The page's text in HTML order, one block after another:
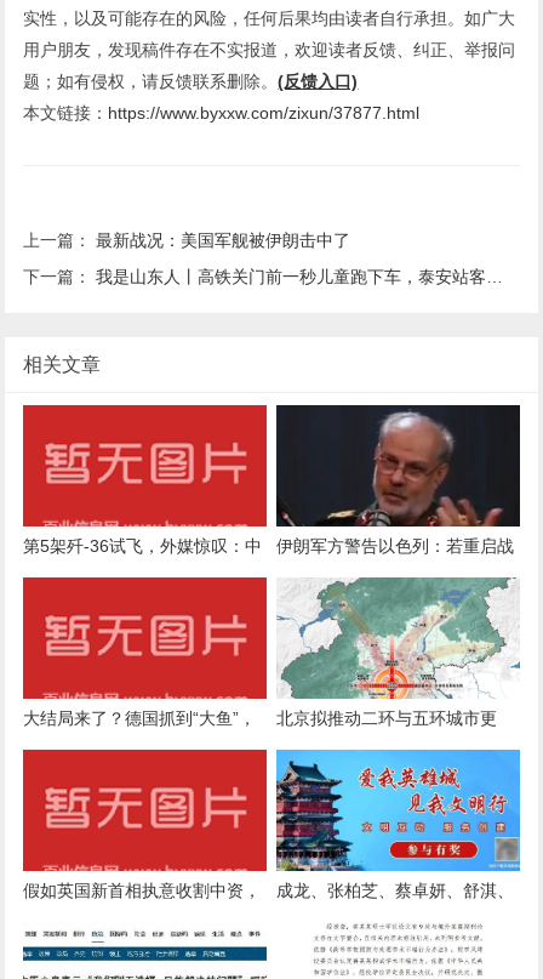
实性，以及可能存在的风险，任何后果均由读者自行承担。如广大
用户朋友，发现稿件存在不实报道，欢迎读者反馈、纠正、举报问
题；如有侵权，请反馈联系删除。(反馈入口)
本文链接： https://www.byxxw.com/zixun/37877.html
上一篇：最新战况：美国军舰被伊朗击中了
下一篇：我是山东人丨高铁关门前一秒儿童跑下车，泰安站客运员火速冲出、化险为夷
相关文章
第5架歼-36试飞，外媒惊叹：中
伊朗军方警告以色列：若重启战
争将“承受严重后果”
大结局来了？德国抓到“大鱼”，
北京拟推动二环与五环城市更
新，国土空间近期规划草案征求
意见
假如英国新首相执意收割中资，
我们下一步该怎么办？
成龙、张柏芝、蔡卓妍、舒淇、
陈妍希、莫文蔚、霍汶希、严屹
宽、此沙等艺人悼念谢贤